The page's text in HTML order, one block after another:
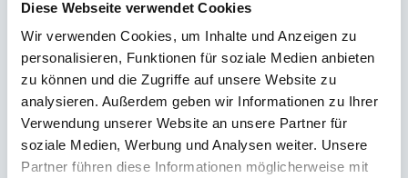
Diese Webseite verwendet Cookies
Wir verwenden Cookies, um Inhalte und Anzeigen zu
personalisieren, Funktionen für soziale Medien anbieten
zu können und die Zugriffe auf unsere Website zu
analysieren. Außerdem geben wir Informationen zu Ihrer
Verwendung unserer Website an unsere Partner für
soziale Medien, Werbung und Analysen weiter. Unsere
Partner führen diese Informationen möglicherweise mit
for:
NEUESTE KOMMENTARE